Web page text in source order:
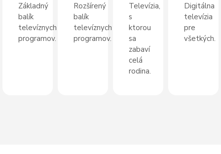
Základný
balík
televíznych
programov.
Rozšírený
balík
televíznych
programov.
Televízia,
s
ktorou
sa
zabaví
celá
rodina.
Digitálna
televízia
pre
všetkých.